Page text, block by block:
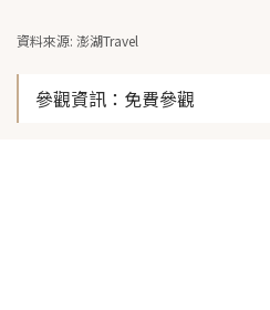
資料來源: 澎湖Travel
參觀資訊 ：免費參觀